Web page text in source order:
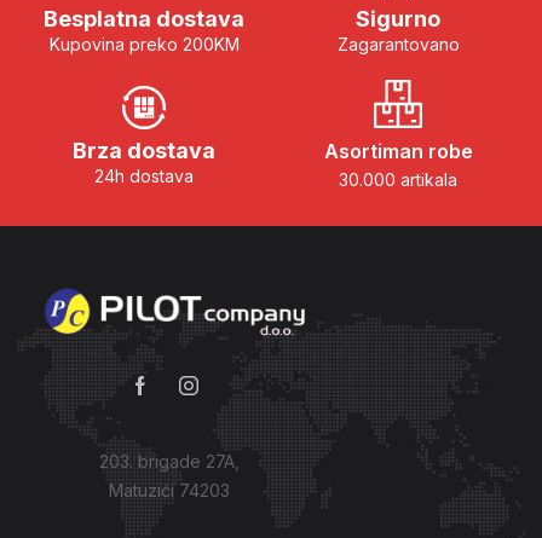
Besplatna dostava
Kupovina preko 200KM
Sigurno
Zagarantovano
Brza dostava
24h dostava
Asortiman robe
30.000 artikala
203. brigade 27A,
Matuzići 74203